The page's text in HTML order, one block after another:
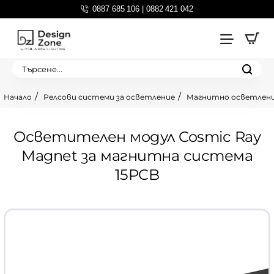
0887 685 106 | 0882 421 042
Търсене...
Осветителен модул Cosmic Ray
Magnet за магнитна система
15PCB
Релсови системи за осветление Магнитно